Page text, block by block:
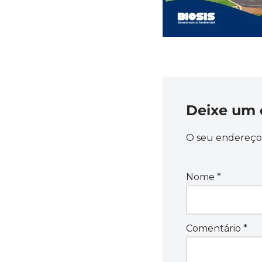
Deixe um
O seu
Nome *
Comentário *